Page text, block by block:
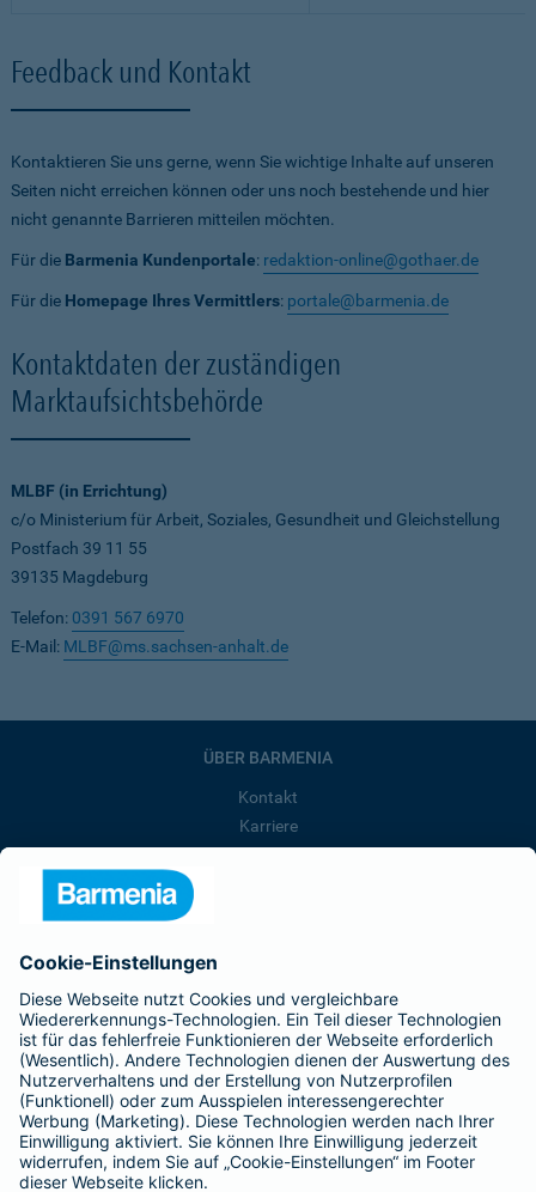
Feedback und Kontakt
Kontaktieren Sie uns gerne, wenn Sie wichtige Inhalte auf unseren
Seiten nicht erreichen können oder uns noch bestehende und hier
nicht genannte Barrieren mitteilen möchten.
Für die Barmenia Kundenportale: redaktion-online@gothaer.de
Für die Homepage Ihres Vermittlers: portale@barmenia.de
Kontaktdaten der zuständigen
Marktaufsichtsbehörde
MLBF (in Errichtung)
c/o Ministerium für Arbeit, Soziales, Gesundheit und Gleichstellung
Postfach 39 11 55
39135 Magdeburg
Telefon: 0391 567 6970
E-Mail: MLBF@ms.sachsen-anhalt.de
ÜBER BARMENIA
Kontakt
Karriere
Presse
Barmenia ist Teil der BarmeniaGothaer
BELIEBTE SEITEN
Kranken-Zusatzversicherung
Tierversicherungen
Haftpflichtversicherung
Hausratversicherung